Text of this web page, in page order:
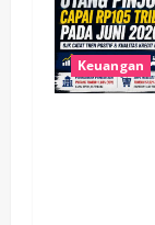
Keuangan